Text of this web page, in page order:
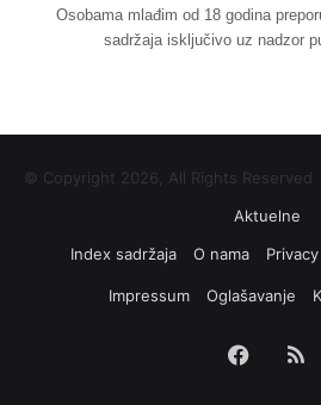
Osobama mlađim od 18 godina
sadržaja isključivo uz nadzor
© Copyright 2026, All Rights Reserved
Aktuelne
Index sadržaja
O nama
Impressum Oglašavanje